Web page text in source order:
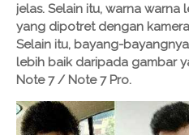
jelas. Selain itu, warna
yang dipotret dengan kamera
Selain itu, bayang-
lebih baik daripada gambar
Note 7 / Note 7 Pro.